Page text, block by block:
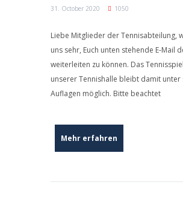
31. October 2020 1050
Liebe Mitglieder der Tennisabteilung,
uns sehr, Euch unten stehende E-Mail
weiterleiten zu können. Das
unserer Tennishalle bleibt damit unter
Auflagen möglich. Bitte beachtet
Mehr erfahren